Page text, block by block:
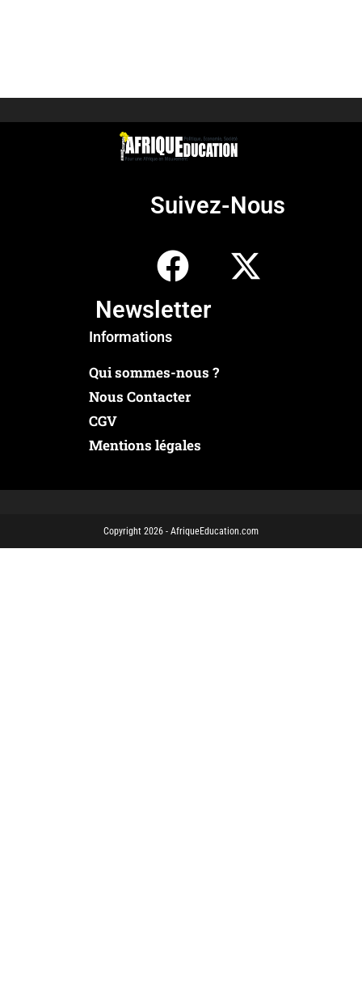
Suivez-Nous
Newsletter
Informations
Qui sommes-nous ?
Nous Contacter
CGV
Mentions légales
Copyright 2026 - AfriqueEducation.com